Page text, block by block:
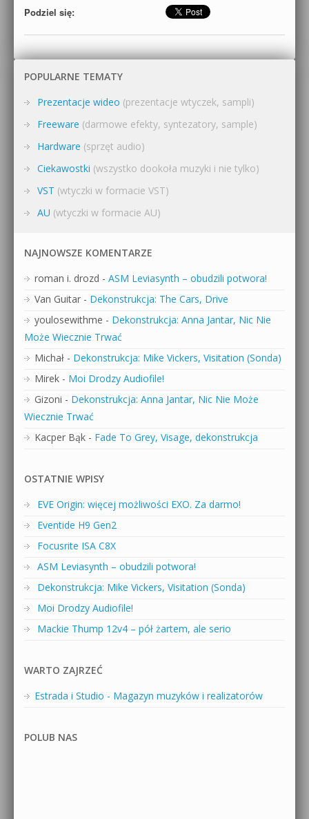
Podziel się:
POPULARNE TEMATY
Prezentacje wideo (prezentacje wtyczek, sampli)
Freeware (darmowe efekty, syntezatory, sample)
Hardware (sprzęt audio)
Ciekawostki (wszystko dookoła muzyki i nie tylko)
VST (wtyczki w formacie VST)
AU (wtyczki w formacie AU)
NAJNOWSZE KOMENTARZE
roman i. drozd - ASM Leviasynth – obudzili potwora!
Van Guitar - Dekonstrukcja: The Cars, Drive
youlosewithme - Dekonstrukcja: Anna Jantar, Nic Nie
Może Wiecznie Trwać
Michał - Dekonstrukcja: Mike Vickers, Visitation (Sonda)
Mirek - Moi Drodzy Audiofile!
Gizoni - Dekonstrukcja: Anna Jantar, Nic Nie Może
Wiecznie Trwać
Kacper Bąk - Fade To Grey, Visage, dekonstrukcja
OSTATNIE WPISY
EVE Origin: więcej możliwości EXO. Za darmo!
Eventide H9 Gen2
Focusrite ISA C8X
ASM Leviasynth – obudzili potwora!
Dekonstrukcja: Mike Vickers, Visitation (Sonda)
Moi Drodzy Audiofile!
Mackie Thump 12v4 – pół żartem, ale serio
WARTO ZAJRZEĆ
Estrada i Studio - Magazyn muzyków i realizatorów
POLUB NAS